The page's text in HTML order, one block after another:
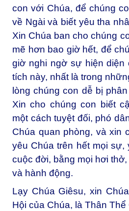
con với Chúa, để chúng
về Ngài và biết yêu tha
Xin Chúa ban cho chúng
mẽ hơn bao giờ hết, để
giờ nghi ngờ sự hiện diện
tích này, nhất là trong
lòng chúng con dễ bị
Xin cho chúng con biết
một cách tuyệt đối, phó
Chúa quan phòng, và xin
yêu Chúa trên hết mọi sự,
cuộc đời, bằng mọi hơi
và hành động.
Lạy Chúa Giêsu, xin
Hội của Chúa, là Thân